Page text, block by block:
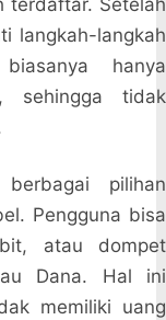
terdaftar. Setelah
langkah-langkah
hanya
sehingga tidak
pilihan
Pengguna bisa
atau dompet
Dana. Hal ini
memiliki uang